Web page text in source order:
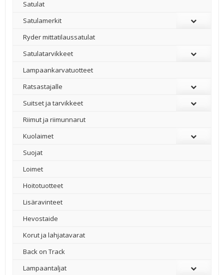
Satulat
Satulamerkit
Ryder mittatilaussatulat
Satulatarvikkeet
–
Lampaankarvatuotteet
Ratsastajalle
Suitset ja tarvikkeet
Riimut ja riimunnarut
Kuolaimet
Suojat
Loimet
Hoitotuotteet
Lisäravinteet
Hevostaide
Korut ja lahjatavarat
Back on Track
Lampaantaljat